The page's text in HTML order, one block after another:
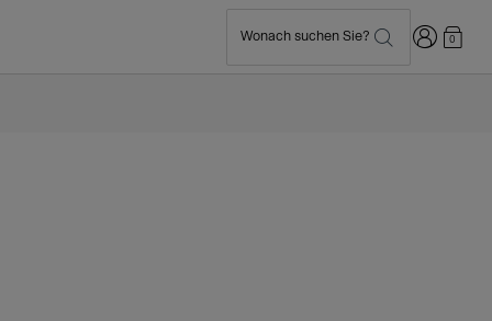
Wonach suchen Sie? Anmelden
0